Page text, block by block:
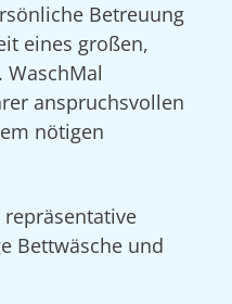
Betreuung
eines großen,
WaschMal
anspruchsvollen
nötigen
repräsentative
Bettwäsche und